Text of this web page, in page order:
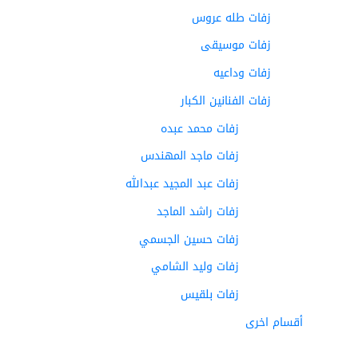
زفات طله عروس
زفات موسيقى
زفات وداعيه
زفات الفنانين الكبار
زفات محمد عبده
زفات ماجد المهندس
زفات عبد المجيد عبدالله
زفات راشد الماجد
زفات حسين الجسمي
زفات وليد الشامي
زفات بلقيس
أقسام اخرى